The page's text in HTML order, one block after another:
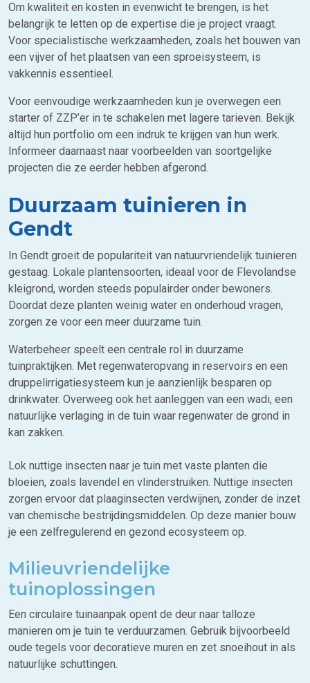
Om kwaliteit en kosten in evenwicht te brengen, is het
belangrijk te letten op de expertise die je project vraagt.
Voor specialistische werkzaamheden, zoals het bouwen van
een vijver of het plaatsen van een sproeisysteem, is
vakkennis essentieel.
Voor eenvoudige werkzaamheden kun je overwegen een
starter of ZZP’er in te schakelen met lagere tarieven. Bekijk
altijd hun portfolio om een indruk te krijgen van hun werk.
Informeer daarnaast naar voorbeelden van soortgelijke
projecten die ze eerder hebben afgerond.
Duurzaam tuinieren in
Gendt
In Gendt groeit de populariteit van natuurvriendelijk tuinieren
gestaag. Lokale plantensoorten, ideaal voor de Flevolandse
kleigrond, worden steeds populairder onder bewoners.
Doordat deze planten weinig water en onderhoud vragen,
zorgen ze voor een meer duurzame tuin.
Waterbeheer speelt een centrale rol in duurzame
tuinpraktijken. Met regenwateropvang in reservoirs en een
druppelirrigatiesysteem kun je aanzienlijk besparen op
drinkwater. Overweeg ook het aanleggen van een wadi, een
natuurlijke verlaging in de tuin waar regenwater de grond in
kan zakken.
Lok nuttige insecten naar je tuin met vaste planten die
bloeien, zoals lavendel en vlinderstruiken. Nuttige insecten
zorgen ervoor dat plaaginsecten verdwijnen, zonder de inzet
van chemische bestrijdingsmiddelen. Op deze manier bouw
je een zelfregulerend en gezond ecosysteem op.
Milieuvriendelijke
tuinoplossingen
Een circulaire tuinaanpak opent de deur naar talloze
manieren om je tuin te verduurzamen. Gebruik bijvoorbeeld
oude tegels voor decoratieve muren en zet snoeihout in als
natuurlijke schuttingen.